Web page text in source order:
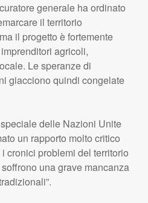
generale ha ordinato
il territorio
il progetto è fortemente
agricoli,
Le speranze di
giacciono quindi congelate
delle Nazioni Unite
un rapporto molto critico
cronici problemi del territorio
una grave mancanza